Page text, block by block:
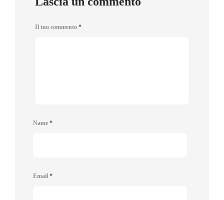
Il tuo commento *
Name *
Email *